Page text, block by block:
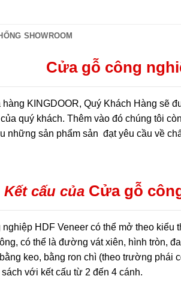
SHOWROOM
Cửa gỗ công
KINGDOOR, Quý Khách Hàng sẽ
quý khách. Thêm vào đó chúng tôi
những sản phẩm sản đạt yêu cầu về
Kết cấu của Cửa gỗ
HDF Veneer có thể mở theo kiểu
có thể là đường vát xiên, hình tròn,
keo, bằng ron chì (theo trường
với kết cấu từ 2 đến 4 cánh.